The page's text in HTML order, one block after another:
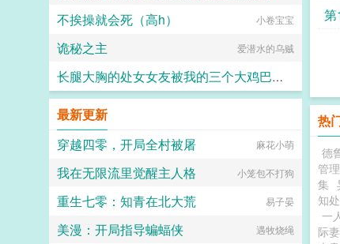
第
热
德
管
集
知处
一
际
嘿嘿嘿
不挨操就会死（高h） 小卷宝宝
诡秘之主 爱潜水的乌贼
长腿大胸的处女女友被我的三个大鸡巴室友轮番调教，狠狠灌精直到怀孕
最新更新
穿越四零，开局全村被屠
麻花小萌
我在无限流里觉醒主人格 小笼包不打狗
重生七零：知青在北大荒 易子晏
美漫：开局指导蝙蝠侠 遇牧烧绳